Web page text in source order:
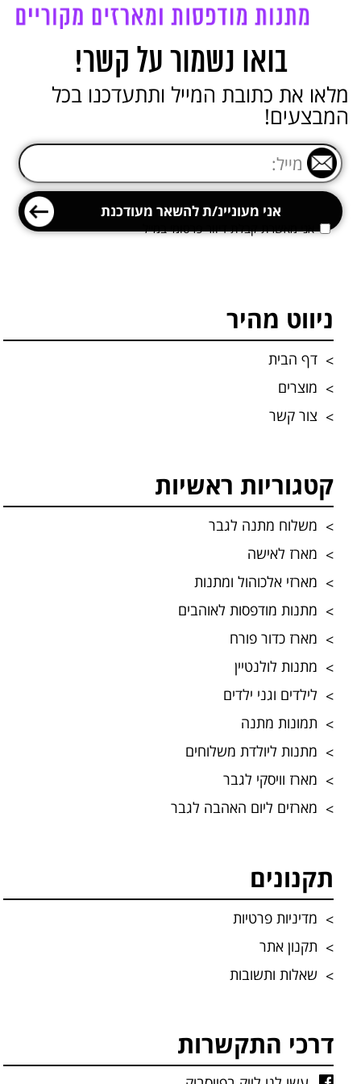
בואו נשמור על קשר!
מלאו את כתובת המייל ותתעדכנו בכל
המבצעים!
אני מאשרת קבלת דיוור פרסומי במייל
ניווט מהיר
דף הבית
מוצרים
צור קשר
קטגוריות ראשיות
משלוח מתנה לגבר
מארז לאישה
מארזי אלכוהול ומתנות
מתנות מודפסות לאוהבים
מארז כדור פורח
מתנות לולנטיין
לילדים וגני ילדים
תמונות מתנה
מתנות ליולדת משלוחים
מארז וויסקי לגבר
מארזים ליום האהבה לגבר
תקנונים
מדיניות פרטיות
תקנון אתר
שאלות ותשובות
דרכי התקשרות